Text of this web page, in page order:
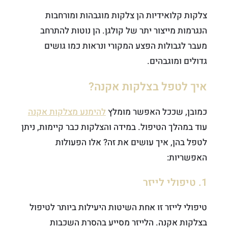
צלקות קלואידיות הן צלקות מוגבהות ומורחבות
הנגרמות מייצור יתר של קולגן. הן נוטות להתרחב
מעבר לגבולות הפצע המקורי ונראות כמו גושים
גדולים ומוגבהים.
איך לטפל בצלקות אקנה?
כמובן, שככל האפשר מומלץ להימנע מצלקות אקנה
עוד במהלך הטיפול. במידה והצלקות כבר קיימות, ניתן
לטפל בהן, איך עושים את זה? אלו הפעולות
האפשריות:
1. טיפולי לייזר
טיפולי לייזר זו אחת השיטות היעילות ביותר לטיפול
בצלקות אקנה. הלייזר מסייע בהסרת השכבות